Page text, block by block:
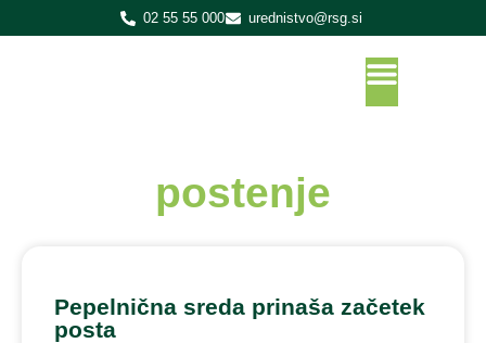
02 55 55 000 urednistvo@rsg.si
postenje
Pepelnična sreda prinaša začetek
posta